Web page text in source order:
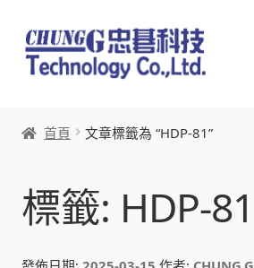
跳
至
導
列
跳
至
主
內
本站文章導覽
首頁 文章標籤為 “HDP-81”
標籤: HDP-81